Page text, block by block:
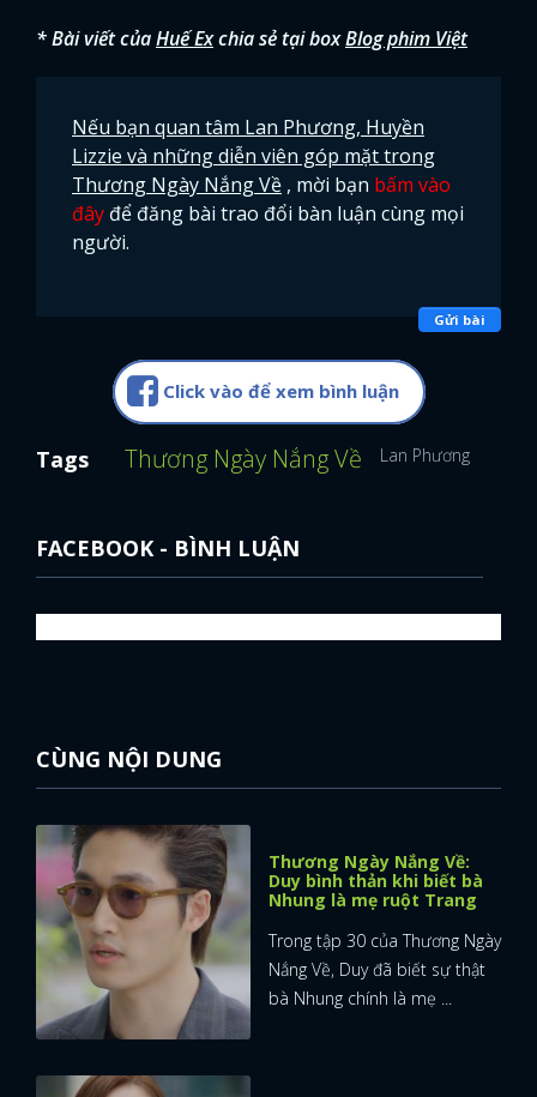
* Bài viết củaHuế Exchia sẻ tại boxBlog phim Việt
Nếu bạn quan tâm Lan Phương, Huyền
Lizzie và những diễn viên góp mặt trong
Thương Ngày Nắng Về , mời bạn bấm vào
đây để đăng bài trao đổi bàn luận cùng mọi
người.
Gửi bài
Click vào để xem bình luận
Tags Thương Ngày Nắng Về Lan Phương
FACEBOOK - BÌNH LUẬN
CÙNG NỘI DUNG
Thương Ngày Nắng Về:
Duy bình thản khi biết bà
Nhung là mẹ ruột Trang
Trong tập 30 của Thương Ngày
Nắng Về, Duy đã biết sự thật
bà Nhung chính là mẹ ...